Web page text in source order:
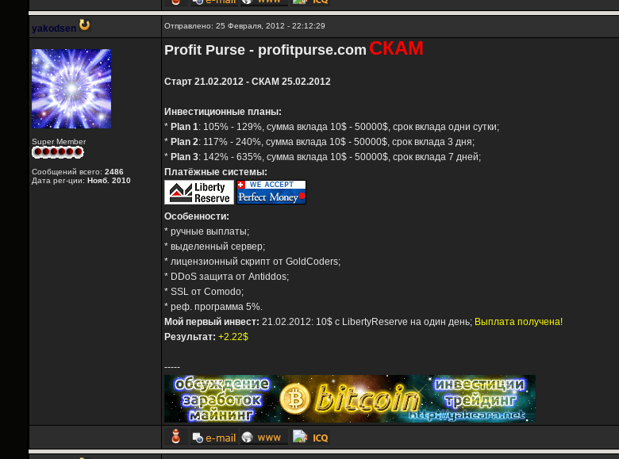
yakodsen Отправлено: 25 Февраля, 2012 - 22:12:29
Super Member
Сообщений всего: 2486
Дата рег-ции: Нояб. 2010
Profit Purse - profitpurse.com СКАМ
Старт 21.02.2012 - СКАМ 25.02.2012
Инвестиционные планы:
* Plan 1: 105% - 129%, сумма вклада 10$ - 50000$, срок вклада одни сутки;
* Plan 2: 117% - 240%, сумма вклада 10$ - 50000$, срок вклада 3 дня;
* Plan 3: 142% - 635%, сумма вклада 10$ - 50000$, срок вклада 7 дней;
Платёжные системы:
Особенности:
* ручные выплаты;
* выделенный сервер;
* лицензионный скрипт от GoldCoders;
* DDoS защита от Antiddos;
* SSL от Comodo;
* реф. программа 5%.
Мой первый инвест: 21.02.2012: 10$ с LibertyReserve на один день; Выплата получена!
Результат: +2.22$
-----